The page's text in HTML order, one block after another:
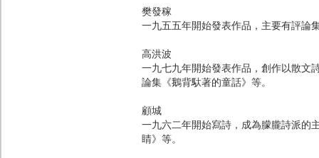
樊發稼
一九五五年開始發表作品，主要有評論
高洪波
一九七九年開始發表作品，創作以散文
論集《鵝背馱著的童話》等。
顧城
一九六二年開始寫詩，成為朦朧詩派的
睛》等。